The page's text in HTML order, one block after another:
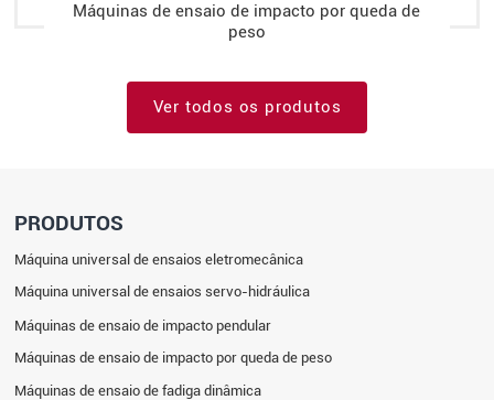
Máquinas de ensaio de impacto por queda de
peso
Ver todos os produtos
PRODUTOS
Máquina universal de ensaios eletromecânica
Máquina universal de ensaios servo-hidráulica
Máquinas de ensaio de impacto pendular
Máquinas de ensaio de impacto por queda de peso
Máquinas de ensaio de fadiga dinâmica